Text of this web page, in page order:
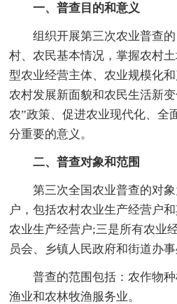
一、普查目的和意义
组织开展第三次农业普查的
村、农民基本情况，掌握农村
型农业经营主体、农业规模化
农村发展新面貌和农民生活新
农”政策、促进农业现代化、全
分重要的意义。
二、普查对象和范围
第三次全国农业普查的对象
户，包括农村农业生产经营户
农业生产经营户;三是所有农业
员会、乡镇人民政府和街道办事
普查的范围包括：农作物种
渔业和农林牧渔服务业。